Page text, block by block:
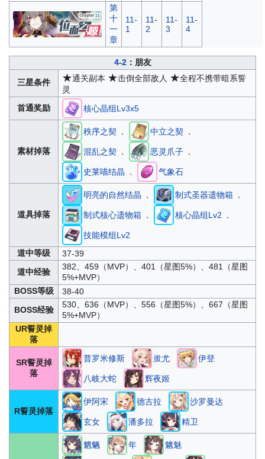
第
十
一
章
11-
1
11-
2
11-
3
11-
4
4-2：朋友
三星条件 ★通关副本 ★击倒全部敌人 ★全程不携带暗系誓
灵
首通奖励
核心晶组Lv3x5
素材掉落
秩序之契 中立之契
混乱之契 恶灵爪子
史莱喵结晶 气象石
道具掉落
明亮的自然结晶 制式圣器遗物箱
制式核心遗物箱 核心晶组Lv2
技能模组Lv2
道中等级
37-39
道中经验
382、459（MVP）、401（星图5%）、481（星图
5%+MVP）
BOSS等级
38-40
BOSS经验
530、636（MVP）、556（星图5%）、667（星图
5%+MVP）
UR誓灵掉
落
SR誓灵掉
落
普罗米修斯 蚩尤 伊登
八岐大蛇 辉夜姬
R誓灵掉落
伊阿宋 德古拉 沙罗曼达
玄女 潘多拉 精卫
魍魉 年 魑魅